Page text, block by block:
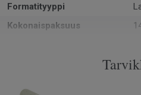
Formatityyppi
Kokonaispaksuus